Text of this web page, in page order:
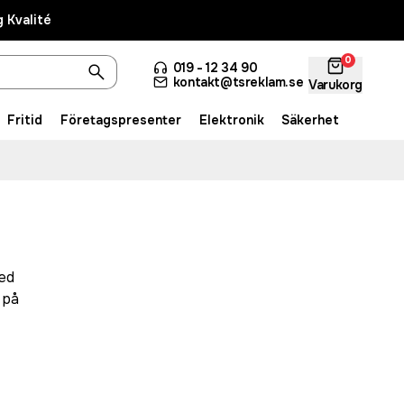
Kvalité
019 - 12 34 90
kontakt@tsreklam.se
0
Varukorg
Fritid Företagspresenter Elektronik Säkerhet